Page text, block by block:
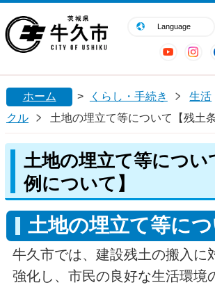
Language
閉じる
ホーム > くらし・手続き 生活
クル
土地の埋立て等について【残土
土地の埋立て等につい
例について】
土地の埋立て等に
牛久市では、建設残土の搬入に
強化し、市民の良好な生活環境